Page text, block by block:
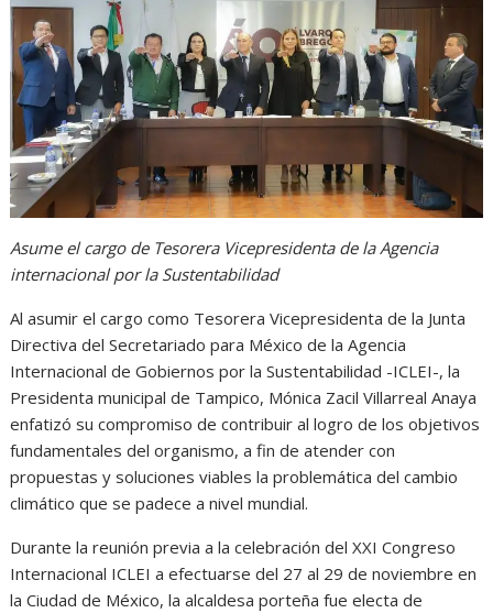
A
p
p
o
o
k
n
g
e
r
a
m
Asume el cargo de Tesorera Vicepresidenta de la Agencia
internacional por la Sustentabilidad
Al asumir el cargo como Tesorera Vicepresidenta de la Junta
Directiva del Secretariado para México de la Agencia
Internacional de Gobiernos por la Sustentabilidad -ICLEI-, la
Presidenta municipal de Tampico, Mónica Zacil Villarreal Anaya
enfatizó su compromiso de contribuir al logro de los objetivos
fundamentales del organismo, a fin de atender con
propuestas y soluciones viables la problemática del cambio
climático que se padece a nivel mundial.
Durante la reunión previa a la celebración del XXI Congreso
Internacional ICLEI a efectuarse del 27 al 29 de noviembre en
la Ciudad de México, la alcaldesa porteña fue electa de